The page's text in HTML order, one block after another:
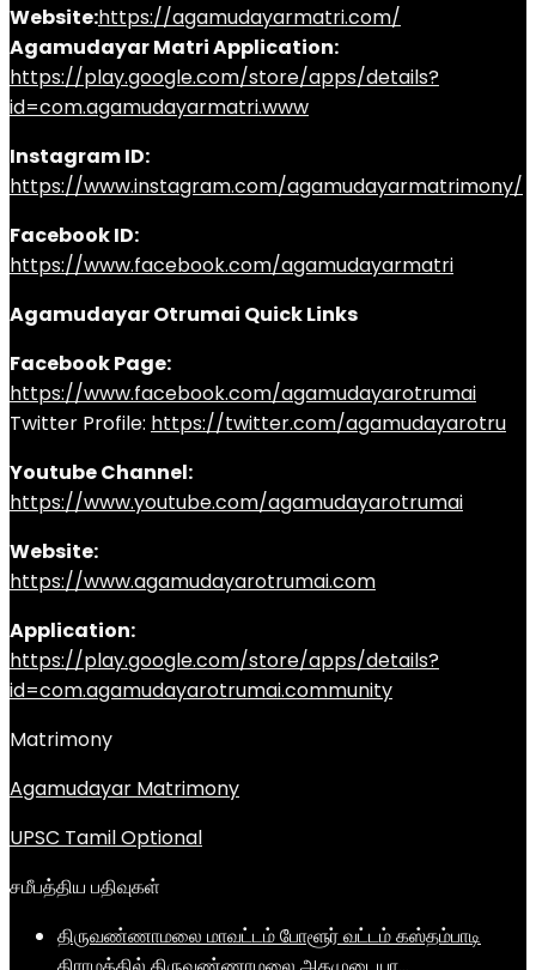
Website:https://agamudayarmatri.com/
Agamudayar Matri Application:
https://play.google.com/store/apps/details?
id=com.agamudayarmatri.www
Instagram ID:
https://www.instagram.com/agamudayarmatrimony/
Facebook ID:
https://www.facebook.com/agamudayarmatri
Agamudayar Otrumai Quick Links
Facebook Page:
https://www.facebook.com/agamudayarotrumai
Twitter Profile: https://twitter.com/agamudayarotru
Youtube Channel:
https://www.youtube.com/agamudayarotrumai
Website:
https://www.agamudayarotrumai.com
Application:
https://play.google.com/store/apps/details?
id=com.agamudayarotrumai.community
Matrimony
Agamudayar Matrimony
UPSC Tamil Optional
சமீபத்திய பதிவுகள்
திருவண்ணாமலை மாவட்டம் போளூர் வட்டம் கஸ்தம்பாடி